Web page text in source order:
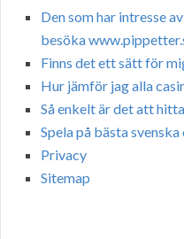
Den som har intresse
besöka
Finns det ett sätt för
Hur jämför jag alla
Så enkelt är det att
Spela på bästa
Privacy
Sitemap